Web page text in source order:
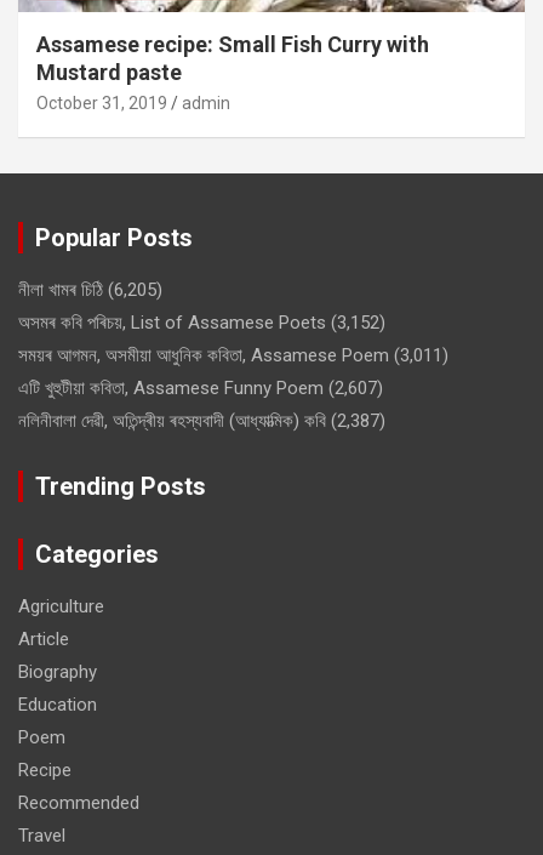
Assamese recipe: Small Fish Curry with
Mustard paste
October 31, 2019 admin
Popular Posts
নীলা খামৰ চিঠি (6,205)
অসমৰ কবি পৰিচয়, List of Assamese Poets (3,152)
সময়ৰ আগমন, অসমীয়া আধুনিক কবিতা, Assamese Poem (3,011)
এটি খুহুটীয়া কবিতা, Assamese Funny Poem (2,607)
নলিনীবালা দেৱী, অতিন্দ্ৰীয় ৰহস্যবাদী (আধ্যাত্মিক) কবি (2,387)
Trending Posts
Categories
Agriculture
Article
Biography
Education
Poem
Recipe
Recommended
Travel